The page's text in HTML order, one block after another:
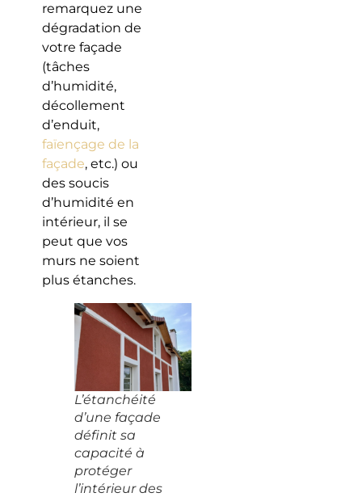
remarquez une
dégradation de
votre façade
(tâches
d’humidité,
décollement
d’enduit,
faïençage de la
façade, etc.) ou
des soucis
d’humidité en
intérieur, il se
peut que vos
murs ne soient
plus étanches.
L’étanchéité
d’une façade
définit sa
capacité à
protéger
l’intérieur des